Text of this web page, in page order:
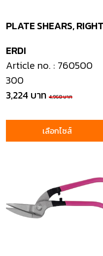
ERDI
PLATE SHEARS, RIGHT
Article no. : 760500
300
3,224 บาท 4,960 บาท
เลือกไซส์